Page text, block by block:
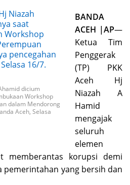
dicium
Workshop
dalam Mendorong
Aceh, Selasa
BANDA
ACEH |AP—
Ketua Tim
Penggerak
(TP) PKK
Aceh Hj
Niazah A
Hamid
mengajak
seluruh
elemen
memberantas korupsi demi
yang bersih dan